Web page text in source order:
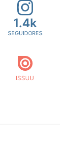
1.4k
SEGUIDORES